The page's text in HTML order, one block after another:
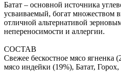
Батат – основной источника
усваиваемый, богат множеством
отличной альтернативой
непереносимости и аллергии.
СОСТАВ
Свежее бескостное мясо ягненка
мясо индейки (19%), Батат,